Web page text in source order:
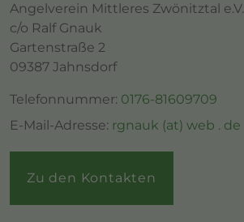
Angelverein Mittleres Zwönitztal e.V.
c/o Ralf Gnauk
Gartenstraße 2
09387 Jahnsdorf
Telefonnummer: 0176-81609709
E-Mail-Adresse: rgnauk (at) web . de
Zu den Kontakten